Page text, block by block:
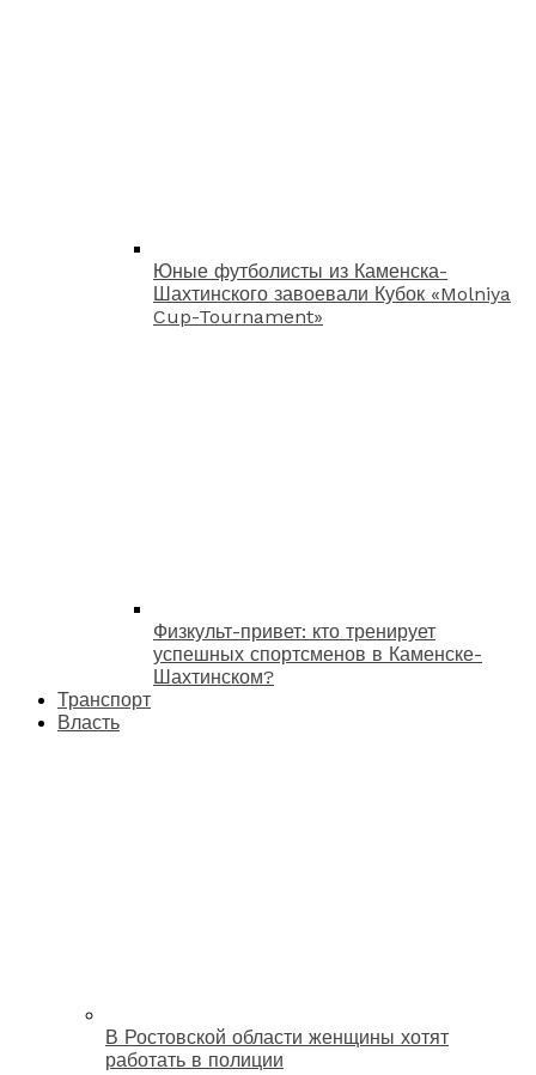
Юные футболисты из Каменска-
Шахтинского завоевали Кубок «Molniya
Cup-Tournament»
Физкульт-привет: кто тренирует
успешных спортсменов в Каменске-
Шахтинском?
Транспорт
Власть
В Ростовской области женщины хотят
работать в полиции